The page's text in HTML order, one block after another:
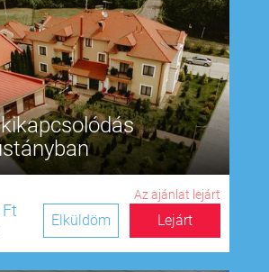
Az ajánlat lejárt
Lejárt
Elküldöm